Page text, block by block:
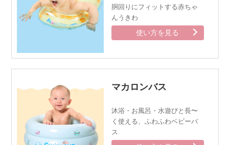
胴回りにフィットする赤ちゃ
んうきわ
使い方を見る
マカロンバス
沐浴・お風呂・水遊びと長〜
く使える、 ふわふわベビーバ
ス